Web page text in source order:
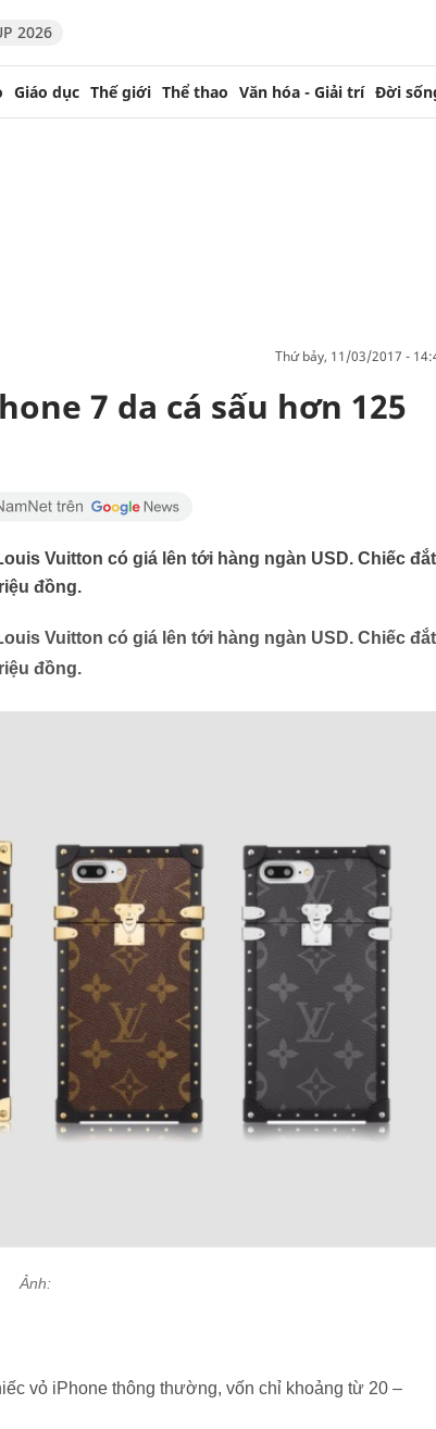
2026
Giáo dục Thế giới Thể thao Văn hóa - Giải trí Đời
thứ bảy, 11/03/2017 -
7 da cá sấu hơn 125
Vuitton có giá lên tới hàng ngàn USD. Chiếc đắt
đồng.
Vuitton có giá lên tới hàng ngàn USD. Chiếc đắt
đồng.
Ảnh:
vỏ iPhone thông thường, vốn chỉ khoảng từ 20 –